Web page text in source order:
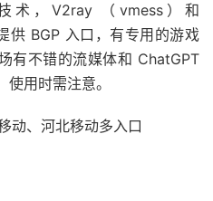
术，V2ray （vmess）和
供 BGP 入口，有专用的游戏
有不错的流媒体和 ChatGPT
用时需注意。
动、河北移动多入口